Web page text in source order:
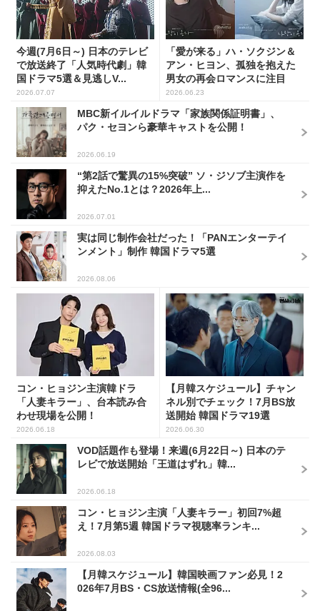
今週(7月6日～) 日本のテレビ
で放送終了「人気時代劇」韓
国ドラマ5選＆見逃しV...
2026.07.07
「愛が来る」ハ・ソクジン＆
アン・ヒヨン、孤独を抱えた
男女の再会ロマンスに注目
2026.06.23
MBC新イルイルドラマ「家族関係証明書」、
パク・セヨンら豪華キャストを公開！
2026.06.19
“第2話で驚異の15%突破” ソ・ジソブ主演作を
抑えたNo.1とは？2026年上...
2026.07.01
実は同じ制作会社だった！「PANエンターテイ
ンメント」制作 韓国ドラマ5選
2026.08.06
コン・ヒョジン主演韓ドラ
「人妻キラー」、台本読み合
わせ現場を公開！
2026.06.18
【月韓スケジュール】チャン
ネル別でチェック！7月BS放
送開始 韓国ドラマ19選
2026.06.30
VOD話題作も登場！来週(6月22日～) 日本のテ
レビで放送開始「王道はずれ」韓...
2026.06.18
コン・ヒョジン主演「人妻キラー」初回7%超
え！7月第5週 韓国ドラマ視聴率ランキ...
2026.08.03
【月韓スケジュール】韓国映画ファン必見！2
026年7月BS・CS放送情報(全96...